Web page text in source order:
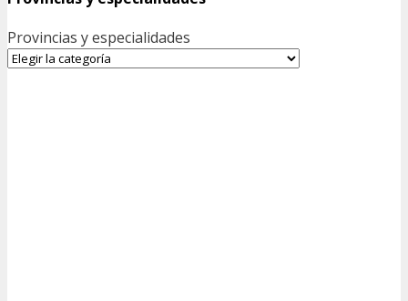
Provincias y especialidades